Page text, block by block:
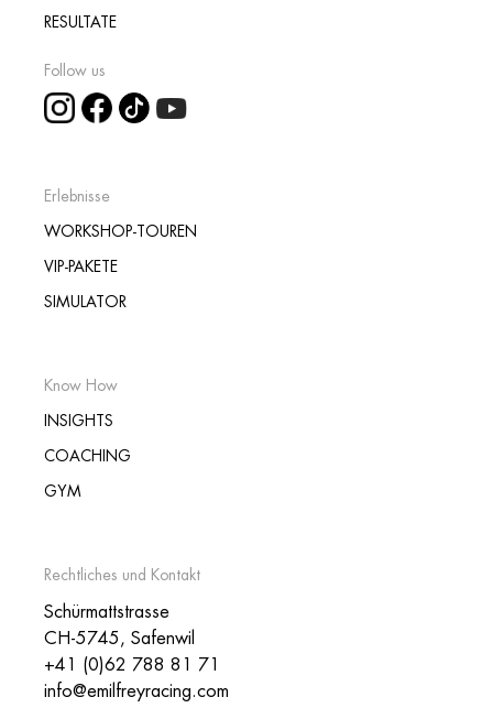
RESULTATE
Follow us
Erlebnisse
WORKSHOP-TOUREN
VIP-PAKETE
SIMULATOR
Know How
INSIGHTS
COACHING
GYM
Rechtliches und Kontakt
Schürmattstrasse
CH-5745, Safenwil
+41 (0)62 788 81 71
info@emilfreyracing.com